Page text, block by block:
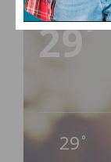
29°
29 °